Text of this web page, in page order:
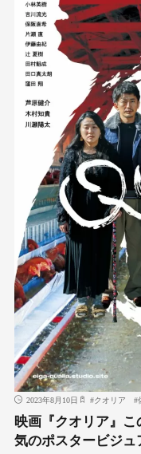
2023年8月10日 #クオリア #
映画『クオリア』
気のポスタービジ